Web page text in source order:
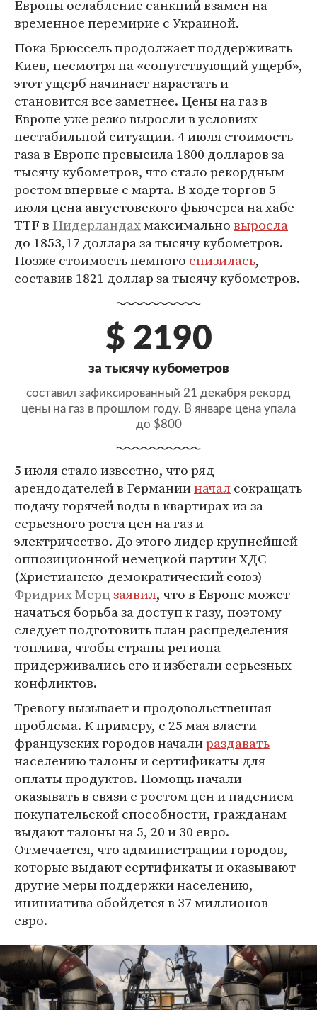
Европы ослабление санкций взамен на
временное перемирие с Украиной.
Пока Брюссель продолжает поддерживать
Киев, несмотря на «сопутствующий ущерб»,
этот ущерб начинает нарастать и
становится все заметнее. Цены на газ в
Европе уже резко выросли в условиях
нестабильной ситуации. 4 июля стоимость
газа в Европе превысила 1800 долларов за
тысячу кубометров, что стало рекордным
ростом впервые с марта. В ходе торгов 5
июля цена августовского фьючерса на хабе
TTF в Нидерландахмаксимальновыросла
до 1853,17 доллара за тысячу кубометров.
Позже стоимость немного снизилась,
составив 1821 доллар за тысячу кубометров.
$ 2190
за тысячу кубометров
составил зафиксированный 21 декабря рекорд
цены на газ в прошлом году. В январе цена упала
до $800
5 июля стало известно, что ряд
арендодателей в Германииначалсокращать
подачу горячей воды в квартирах из-за
серьезного роста цен на газ и
электричество. До этого лидер крупнейшей
оппозиционной немецкой партии ХДС
(Христианско-демократический союз)
Фридрих Мерцзаявил, что в Европе может
начаться борьба за доступ к газу, поэтому
следует подготовить план распределения
топлива, чтобы страны региона
придерживались его и избегали серьезных
конфликтов.
Тревогу вызывает и продовольственная
проблема. К примеру, с 25 мая власти
французских городов началираздавать
населению талоны и сертификаты для
оплаты продуктов. Помощь начали
оказывать в связи с ростом цен и падением
покупательской способности, гражданам
выдают талоны на 5, 20 и 30 евро.
Отмечается, что администрации городов,
которые выдают сертификаты и оказывают
другие меры поддержки населению,
инициатива обойдется в 37 миллионов
евро.